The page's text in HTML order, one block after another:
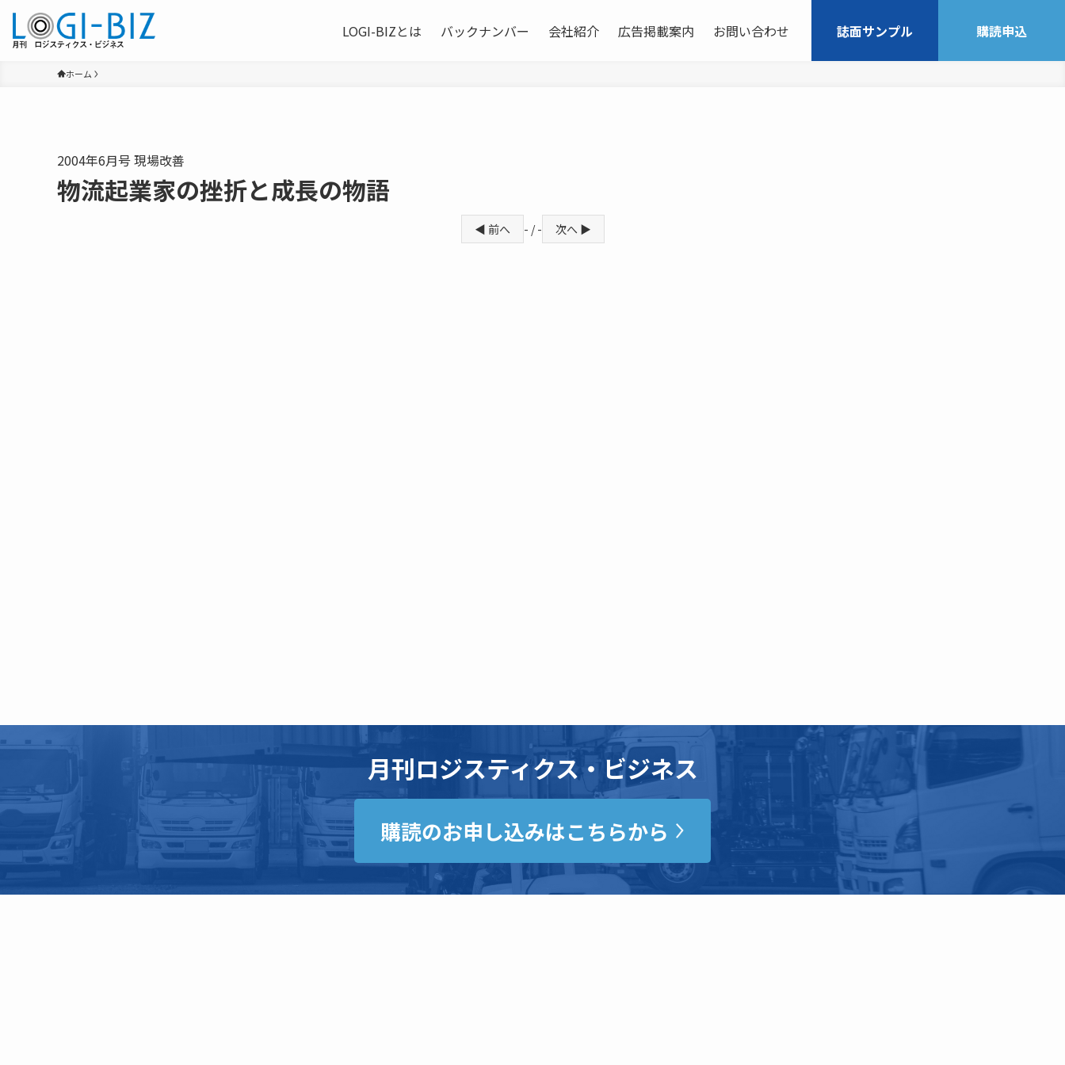
LOGI-BIZとは バックナンバー 会社紹介 広告掲載案内 お問い合わせ 誌面サンプル 購読申込
ホーム
2004年6月号 現場改善
物流起業家の挫折と成長の物語
◀ 前へ - / - 次へ ▶
月刊ロジスティクス・ビジネス
購読のお申し込みはこちらから